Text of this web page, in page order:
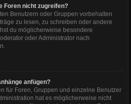
Foren nicht zugreifen?
Benutzern oder Gruppen vorbehalten
zu lesen, zu schreiben oder andere
du möglicherweise besondere
oder Administrator nach
anfügen?
für Foren, Gruppen und einzelne Benutzer
hat es möglicherweise nicht